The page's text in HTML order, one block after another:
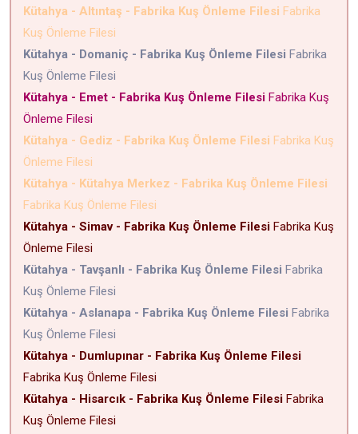
Kütahya - Altıntaş - Fabrika Kuş Önleme Filesi Fabrika
Kuş Önleme Filesi
Kütahya - Domaniç - Fabrika Kuş Önleme Filesi Fabrika
Kuş Önleme Filesi
Kütahya - Emet - Fabrika Kuş Önleme Filesi Fabrika Kuş
Önleme Filesi
Kütahya - Gediz - Fabrika Kuş Önleme Filesi Fabrika Kuş
Önleme Filesi
Kütahya - Kütahya Merkez - Fabrika Kuş Önleme Filesi
Fabrika Kuş Önleme Filesi
Kütahya - Simav - Fabrika Kuş Önleme Filesi Fabrika Kuş
Önleme Filesi
Kütahya - Tavşanlı - Fabrika Kuş Önleme Filesi Fabrika
Kuş Önleme Filesi
Kütahya - Aslanapa - Fabrika Kuş Önleme Filesi Fabrika
Kuş Önleme Filesi
Kütahya - Dumlupınar - Fabrika Kuş Önleme Filesi
Fabrika Kuş Önleme Filesi
Kütahya - Hisarcık - Fabrika Kuş Önleme Filesi Fabrika
Kuş Önleme Filesi